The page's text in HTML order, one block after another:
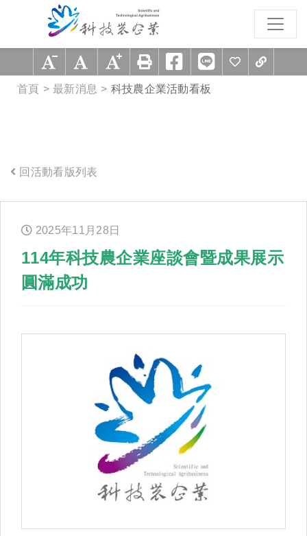
跳到主要內容區塊
首頁 最新消息 科技農企業活動看板
回活動看版列表
2025年11 月 28 日
114年科技農企業座談會暨成果展示
圓滿成功